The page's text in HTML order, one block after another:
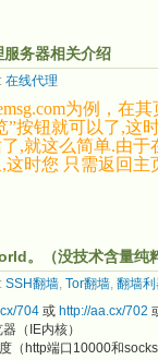
务器相关介绍
在线代理
为例，在
按钮就可以了,这
,就这么简单.由
时您 只需返回
。（没技术含量纯
SSH翻墙, Tor翻墙, 翻墙
704 或 http://aa.cx/702
（IE内核）
（http端口10000和socks